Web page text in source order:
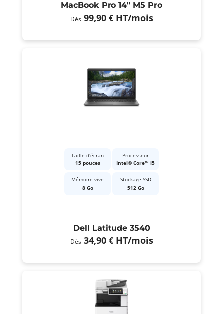
MacBook Pro 14" M5 Pro
Dès 99,90 € HT/mois
Taille d'écran
15 pouces
Processeur
Intel® Core™ i5
Mémoire vive
8 Go
Stockage SSD
512 Go
Dell Latitude 3540
Dès 34,90 € HT/mois